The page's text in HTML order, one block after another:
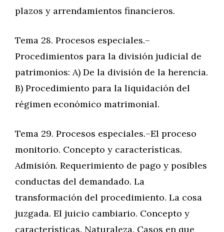
plazos y arrendamientos financieros.
Tema 28. Procesos especiales.–
Procedimientos para la división judicial de
patrimonios: A) De la división de la herencia.
B) Procedimiento para la liquidación del
régimen económico matrimonial.
Tema 29. Procesos especiales.–El proceso
monitorio. Concepto y características.
Admisión. Requerimiento de pago y posibles
conductas del demandado. La
transformación del procedimiento. La cosa
juzgada. El juicio cambiario. Concepto y
características. Naturaleza. Casos en que